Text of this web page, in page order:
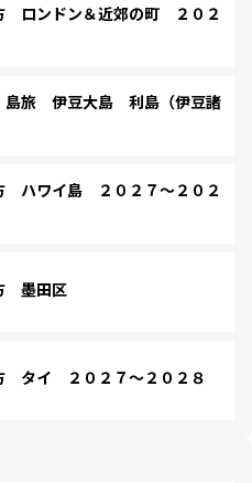
ロンドン＆近郊の町 ２０２
旅 伊豆大島 利島（伊豆諸
ハワイ島 ２０２７～２０２
墨田区
タイ ２０２７～２０２８